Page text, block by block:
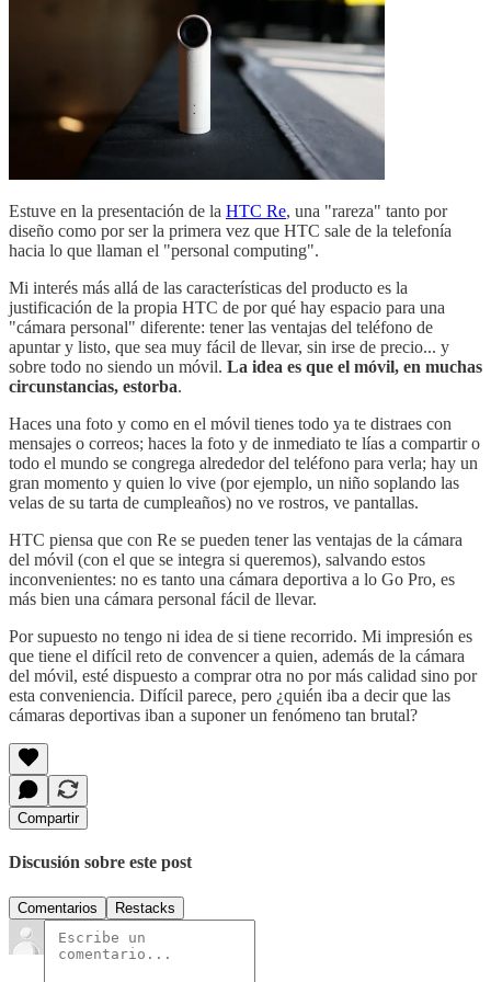
Estuve en la presentación de la HTC Re, una "rareza" tanto por
diseño como por ser la primera vez que HTC sale de la telefonía
hacia lo que llaman el "personal computing".
Mi interés más allá de las características del producto es la
justificación de la propia HTC de por qué hay espacio para una
"cámara personal" diferente: tener las ventajas del teléfono de
apuntar y listo, que sea muy fácil de llevar, sin irse de precio... y
sobre todo no siendo un móvil. La idea es que el móvil, en muchas
circunstancias, estorba.
Haces una foto y como en el móvil tienes todo ya te distraes con
mensajes o correos; haces la foto y de inmediato te lías a compartir o
todo el mundo se congrega alrededor del teléfono para verla; hay un
gran momento y quien lo vive (por ejemplo, un niño soplando las
velas de su tarta de cumpleaños) no ve rostros, ve pantallas.
HTC piensa que con Re se pueden tener las ventajas de la cámara
del móvil (con el que se integra si queremos), salvando estos
inconvenientes: no es tanto una cámara deportiva a lo Go Pro, es
más bien una cámara personal fácil de llevar.
Por supuesto no tengo ni idea de si tiene recorrido. Mi impresión es
que tiene el difícil reto de convencer a quien, además de la cámara
del móvil, esté dispuesto a comprar otra no por más calidad sino por
esta conveniencia. Difícil parece, pero ¿quién iba a decir que las
cámaras deportivas iban a suponer un fenómeno tan brutal?
Compartir
Discusión sobre este post
Comentarios Restacks